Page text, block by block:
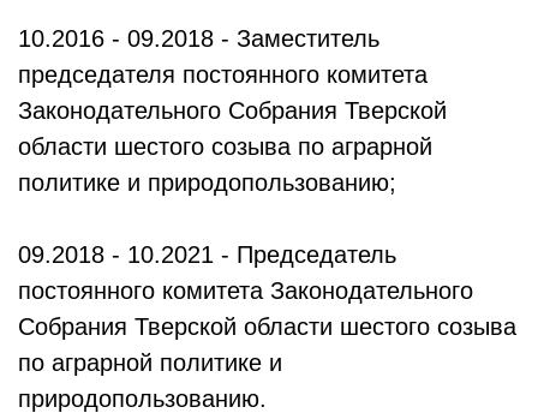
10.2016 - 09.2018 - Заместитель
председателя постоянного комитета
Законодательного Собрания Тверской
области шестого созыва по аграрной
политике и природопользованию;
09.2018 - 10.2021 - Председатель
постоянного комитета Законодательного
Собрания Тверской области шестого созыва
по аграрной политике и
природопользованию.